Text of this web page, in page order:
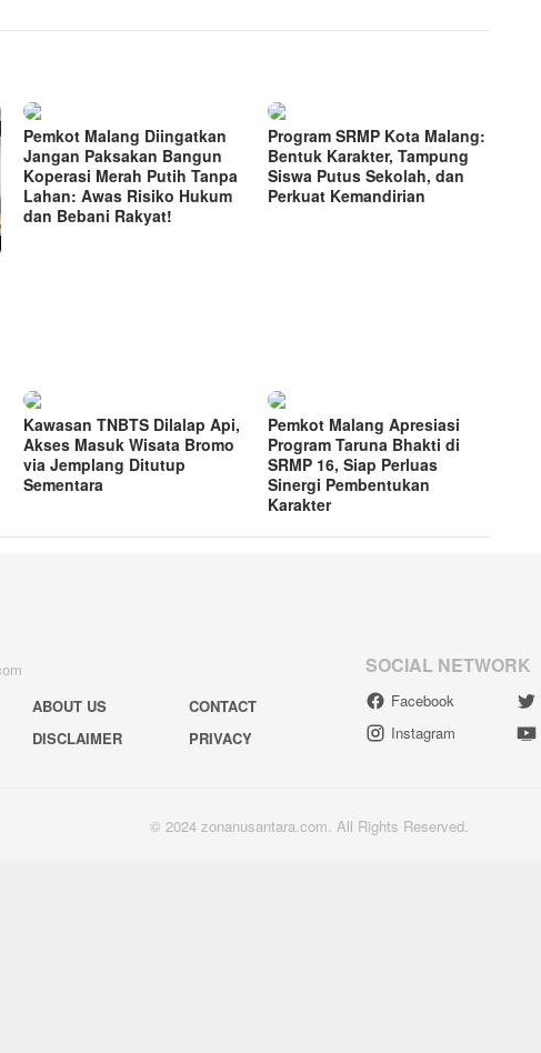
Pemkot Malang Diingatkan
Jangan Paksakan Bangun
Koperasi Merah Putih Tanpa
Lahan: Awas Risiko Hukum
dan Bebani Rakyat!
Program SRMP Kota Malang:
Bentuk Karakter, Tampung
Siswa Putus Sekolah, dan
Perkuat Kemandirian
Kawasan TNBTS Dilalap Api,
Akses Masuk Wisata Bromo
via Jemplang Ditutup
Sementara
Pemkot Malang Apresiasi
Program Taruna Bhakti di
SRMP 16, Siap Perluas
Sinergi Pembentukan
Karakter
ABOUT US
CONTACT
DISCLAIMER PRIVACY
SOCIAL NETWORK
Facebook
Instagram
© 2024 zonanusantara.com. All Rights Reserved.